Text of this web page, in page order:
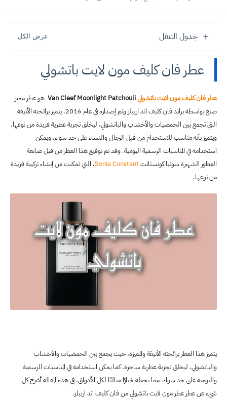
عطر الملكة اليزابيث - أسرار الأناقة الملكية
جدول التنقل
عطر فان كليف مون لايت باتشولي
عطر فان كليف مون لايت باتشولي
هو عطر مميز
صنع بواسطة براند فان كليف اند اربيلز وتم إصداره في عام 2016. يتميز برائحته الأنيقة
التي تجمع بين الحمضيات والأخشاب والباتشولي، ليخلق تجربة عطرية فريدة من نوعها.
ويتميز بأنه مناسب للاستخدام من قبل الرجال والنساء على حد سواء، ويمكن
استخدامه في المناسبات الرسمية اليومية. وقد تم توقيع هذا العطر من قبل صانعة
العطور الشهيرة سونيا كونستانت Sonia Constant، التي تمكنت من إنشاء تركيبة فريدة
من نوعها.
يتميز هذا العطر برائحته الأنيقة والمميزة، حيث يجمع بين الحمضيات والأخشاب
والباتشولي، ليخلق تجربة عطرية ساحرة. كما يمكن استخدامه في المناسبات الرسمية
واليومية على حد سواء، مما يجعله خيارًا مثاليًا لكل الأذواق. في هذه المقالة أشرح كل
شيء عن عطر عطر مون لايت باتشولي من فان كليف اند اربيلز.